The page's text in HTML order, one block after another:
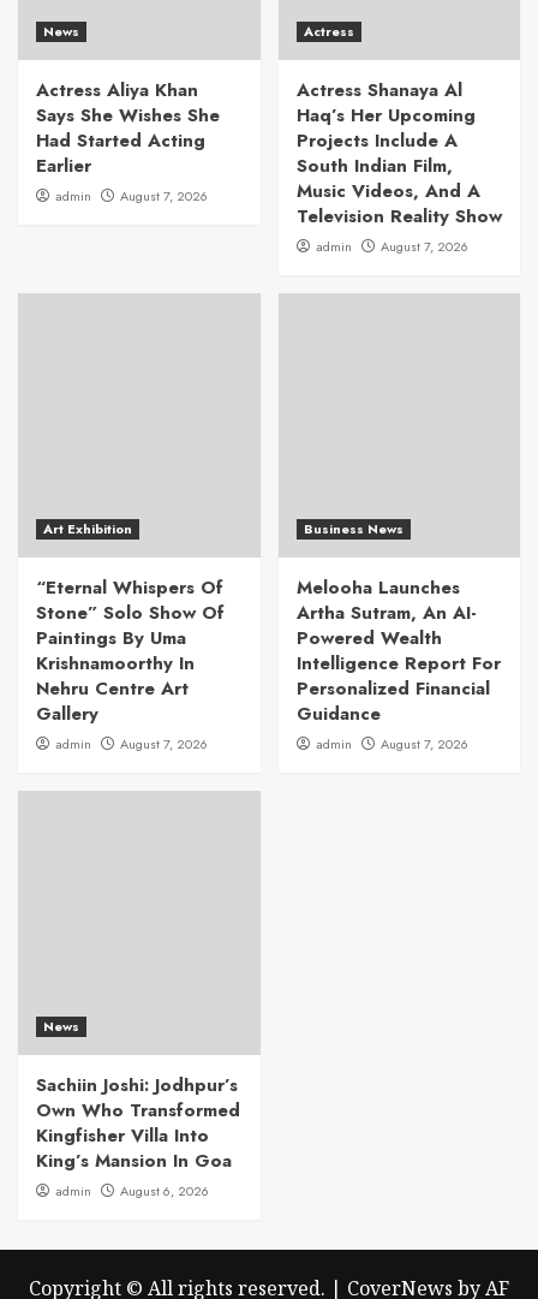
News
Actress Aliya Khan
Says She Wishes She
Had Started Acting
Earlier
admin August 7, 2026
Actress
Actress Shanaya Al
Haq’s Her Upcoming
Projects Include A
South Indian Film,
Music Videos, And A
Television Reality Show
admin August 7, 2026
Art Exhibition
“Eternal Whispers Of
Stone” Solo Show Of
Paintings By Uma
Krishnamoorthy In
Nehru Centre Art
Gallery
admin August 7, 2026
Business News
Melooha Launches
Artha Sutram, An AI-
Powered Wealth
Intelligence Report For
Personalized Financial
Guidance
admin August 7, 2026
News
Sachiin Joshi: Jodhpur’s
Own Who Transformed
Kingfisher Villa Into
King’s Mansion In Goa
admin August 6, 2026
Copyright © All rights reserved. | CoverNews by AF